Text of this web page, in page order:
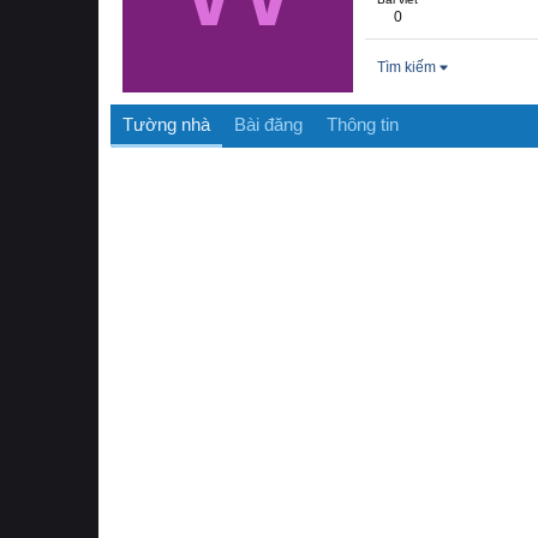
0
Tìm kiếm
Tường nhà Bài đăng Thông tin